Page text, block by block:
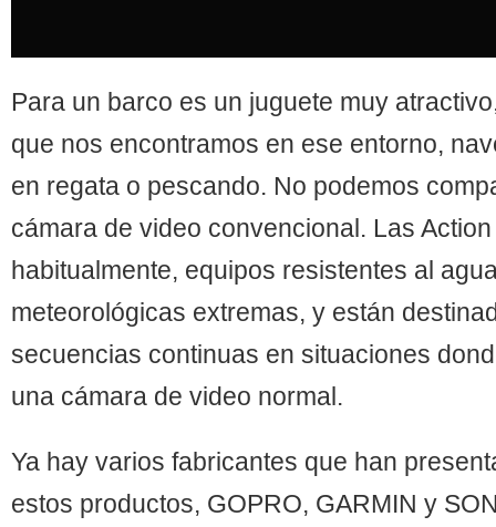
Para un barco es un juguete muy
que nos encontramos en ese entorno,
en regata o pescando. No podemos
cámara de video convencional. Las
habitualmente, equipos resistentes al
meteorológicas extremas, y están
secuencias continuas en situaciones
una cámara de video normal.
Ya hay varios fabricantes que han
estos productos, GOPRO, GARMIN y